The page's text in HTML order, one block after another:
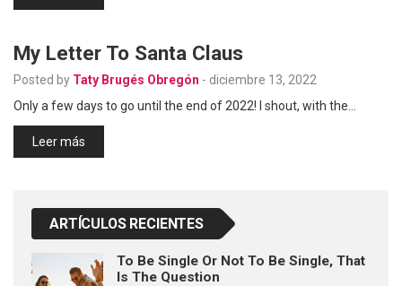
My Letter To Santa Claus
Posted by Taty Brugés Obregón - diciembre 13, 2022
Only a few days to go until the end of 2022! I shout, with the…
Leer más
ARTÍCULOS RECIENTES
To Be Single Or Not To Be Single, That
Is The Question